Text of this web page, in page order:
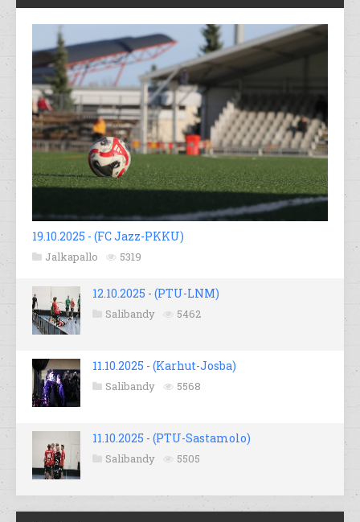
19.10.2025 - (FC Jazz-PKKU)
Jalkapallo 5319
12.10.2025 - (PTU-LNM)
Salibandy 5462
11.10.2025 - (Karhut-Josba)
Salibandy 5568
11.10.2025 - (PTU-Sastamolo)
Salibandy 5505